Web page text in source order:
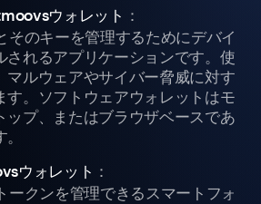
ウォレット ：
そのキーを管理するためにデバイ
されるアプリケーションです。使
マルウェアやサイバー脅威に対す
す。ソフトウェアウォレットはモ
ップ、またはブラウザベースであ
ウォレット ：
ークンを管理できるスマートフォ